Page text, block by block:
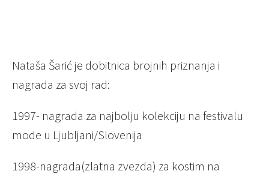
Nataša Šarić je dobitnica brojnih priznanja i
nagrada za svoj rad:
1997- nagrada za najbolju kolekciju na festivalu
mode u Ljubljani/Slovenija
1998-nagrada(zlatna zvezda) za kostim na